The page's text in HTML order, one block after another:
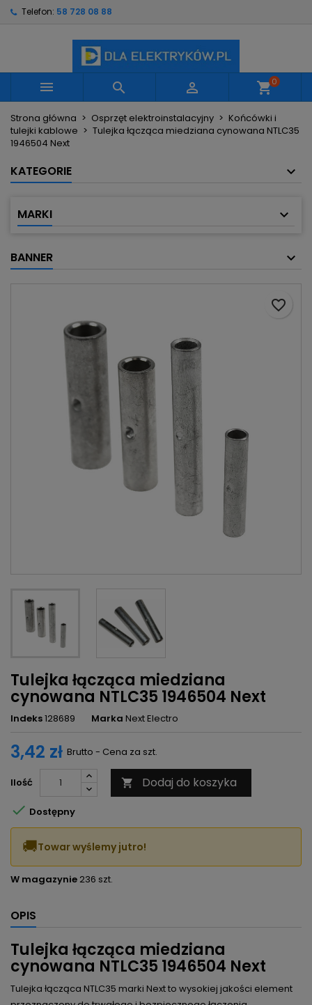
Telefon: 58 728 08 88
   shopping_cart0
Strona główna Osprzęt elektroinstalacyjny
Końcówki i
tulejki kablowe
Tulejka łącząca miedziana cynowana NTLC35
1946504 Next
KATEGORIE
MARKI
BANNER
Tulejka łącząca miedziana
cynowana NTLC35 1946504 Next
Indeks128689 Marka Next Electro
3,42 zł Brutto - Cena za szt.
Ilość  Dodaj do koszyka
favorite_border
 Dostępny
🚚Towar wyślemy jutro!
W magazynie 236 szt.
OPIS
Tulejka łącząca miedziana
cynowana NTLC35 1946504 Next
Tulejka łącząca NTLC35 marki Next to wysokiej jakości element
Utwórz nową listę
Nazwa listy życzeń
Anuluj Utwórz listę życzeń
Musisz być zalogowany by zapisać produkty na
swojej liście życzeń.
Anuluj Zaloguj się